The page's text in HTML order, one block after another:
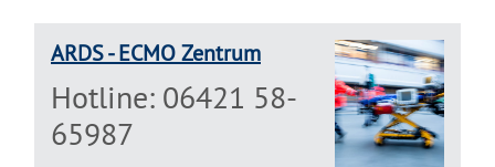
ARDS - ECMO Zentrum
Hotline: 06421 58-
65987